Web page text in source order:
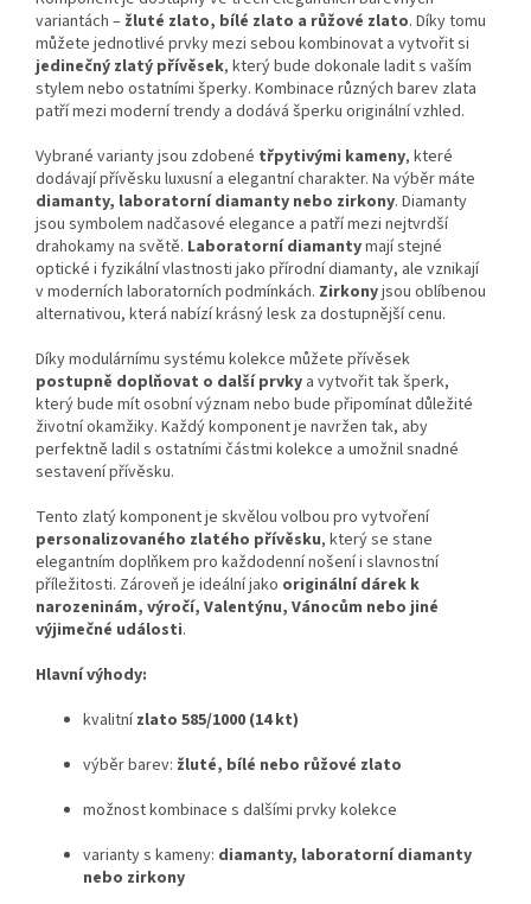
variantách – žluté zlato, bílé zlato a růžové zlato. Díky tomu
můžete jednotlivé prvky mezi sebou kombinovat a vytvořit si
jedinečný zlatý přívěsek, který bude dokonale ladit s vaším
stylem nebo ostatními šperky. Kombinace různých barev zlata
patří mezi moderní trendy a dodává šperku originální vzhled.
Vybrané varianty jsou zdobené třpytivými kameny, které
dodávají přívěsku luxusní a elegantní charakter. Na výběr máte
diamanty, laboratorní diamanty nebo zirkony. Diamanty
jsou symbolem nadčasové elegance a patří mezi nejtvrdší
drahokamy na světě. Laboratorní diamantymají stejné
optické i fyzikální vlastnosti jako přírodní diamanty, ale vznikají
v moderních laboratorních podmínkách. Zirkonyjsou oblíbenou
alternativou, která nabízí krásný lesk za dostupnější cenu.
Díky modulárnímu systému kolekce můžete přívěsek
postupně doplňovat o další prvky a vytvořit tak šperk,
který bude mít osobní význam nebo bude připomínat důležité
životní okamžiky. Každý komponent je navržen tak, aby
perfektně ladil s ostatními částmi kolekce a umožnil snadné
sestavení přívěsku.
Tento zlatý komponent je skvělou volbou pro vytvoření
personalizovaného zlatého přívěsku, který se stane
elegantním doplňkem pro každodenní nošení i slavnostní
příležitosti. Zároveň je ideální jako originální dárek k
narozeninám, výročí, Valentýnu, Vánocům nebo jiné
výjimečné události.
Hlavní výhody:
kvalitnízlato 585/1000 (14 kt)
výběr barev: žluté, bílé nebo růžové zlato
možnost kombinace s dalšími prvky kolekce
varianty s kameny: diamanty, laboratorní diamanty
nebo zirkony